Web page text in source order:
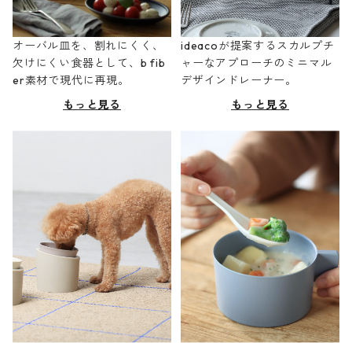
オーバル皿を、割れにくく、
欠けにくい食器として、b fib
er素材で現代に再現。
もっと見る
ideacoが提案するスカルプチ
ャーなアプローチのミニマル
デザインドレーナー。
もっと見る